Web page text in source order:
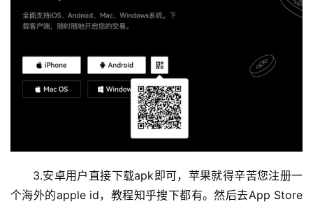
3.安卓用户直接下载apk即可，苹果就得辛苦您注册一
个海外的apple id，教程知乎搜下都有。然后去App Store